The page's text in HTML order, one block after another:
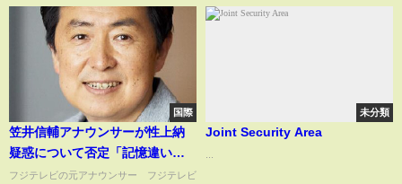
に大丈夫？後悔するよ？」長男
国際
笠井信輔アナウンサーが性上納
疑惑について否定「記憶違いで
は？」←長谷川アナウンサーが
フジテレビの元アナウンサー フジテレビ
未分類
Joint Security Area